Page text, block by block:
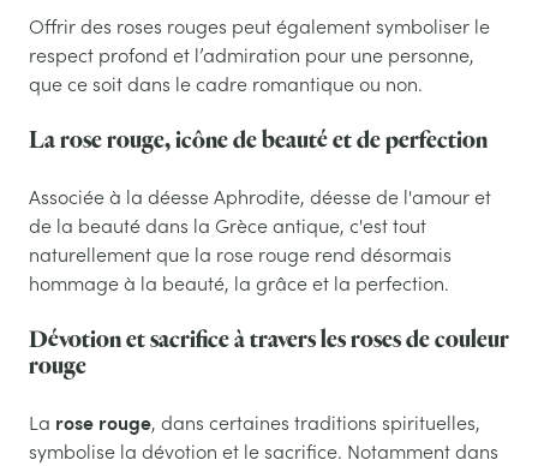
Offrir des roses rouges peut également symboliser le
respect profond et l’admiration pour une personne,
que ce soit dans le cadre romantique ou non.
La rose rouge, icône de beauté et de perfection
Associée à la déesse Aphrodite, déesse de l'amour et
de la beauté dans la Grèce antique, c'est tout
naturellement que la rose rouge rend désormais
hommage à la beauté, la grâce et la perfection.
Dévotion et sacrifice à travers les roses de couleur
rouge
La rose rouge, dans certaines traditions spirituelles,
symbolise la dévotion et le sacrifice. Notamment dans